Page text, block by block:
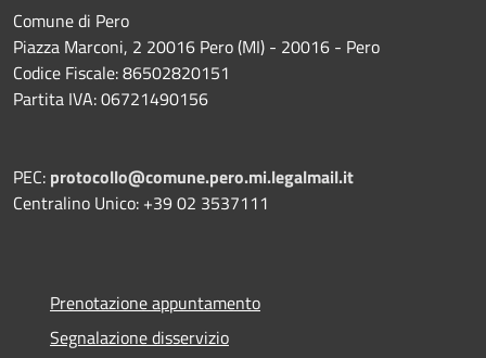
Comune di Pero
Piazza Marconi, 2 20016 Pero (MI) - 20016 - Pero
Codice Fiscale: 86502820151
Partita IVA: 06721490156
PEC: protocollo@comune.pero.mi.legalmail.it
Centralino Unico: +39 02 3537111
Prenotazione appuntamento
Segnalazione disservizio